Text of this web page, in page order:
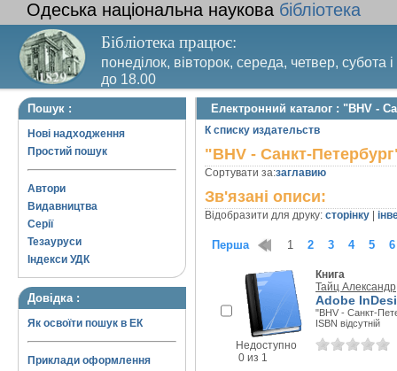
Одеська національна наукова бібліотека
Бібліотека працює:
понеділок, вівторок, середа, четвер, субота
до 18.00
Вихідний день – п’ятниця. Останній четвер
Пошук :
Нові надходження
Простий пошук
Автори
Видавництва
Серії
Тезауруси
Індекси УДК
Довідка :
Як освоїти пошук в ЕК
Приклади оформлення
Електронний каталог : "BHV -
К списку издательств
"BHV - Санкт-
Сортувати за:заглавию
Зв'язані описи:
Відобразити для друку: сторінку
Перша 1 2 3 4 5 6
Недоступно
0 из 1
Книга
Тайц Александр
Adobe
"BHV - Санкт-
ISBN відсутній